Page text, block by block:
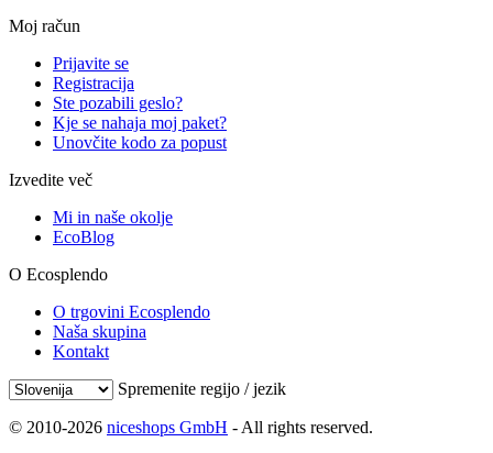
Moj račun
Prijavite se
Registracija
Ste pozabili geslo?
Kje se nahaja moj paket?
Unovčite kodo za popust
Izvedite več
Mi in naše okolje
EcoBlog
O Ecosplendo
O trgovini Ecosplendo
Naša skupina
Kontakt
Spremenite regijo / jezik
© 2010-2026 niceshops GmbH - All rights reserved.